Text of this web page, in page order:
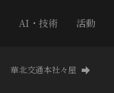
AI・技術 活動
華北交通本社々屋